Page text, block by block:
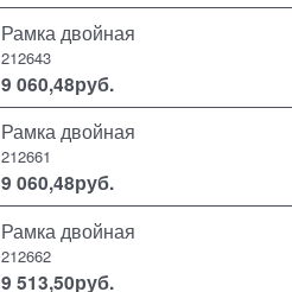
Рамка двойная
212643
9 060,48руб.
Рамка двойная
212661
9 060,48руб.
Рамка двойная
212662
9 513,50руб.